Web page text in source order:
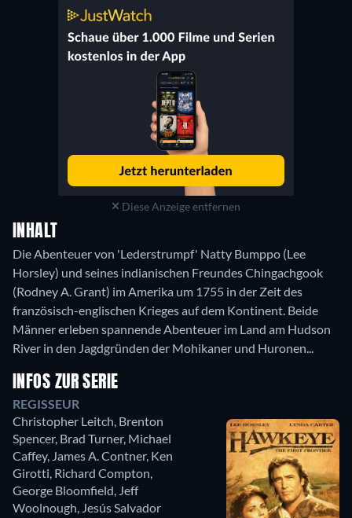
Diese Anzeige entfernen
INHALT
Die Abenteuer von 'Lederstrumpf' Natty Bumppo (Lee
Horsley) und seines indianischen Freundes Chingachgook
(Rodney A. Grant) im Amerika um 1755 in der Zeit des
französisch-englischen Krieges auf dem Kontinent. Beide
Männer erleben spannende Abenteuer im Land am Hudson
River in den Jagdgründen der Mohikaner und Huronen...
INFOS ZUR SERIE
REGISSEUR
Christopher Leitch Brenton
Spencer, Brad Turner, Michael
Caffey, James A. Contner, Ken
Girotti Richard Compton
George Bloomfield Jeff
Woolnough Jesús Salvador